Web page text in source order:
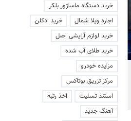
چند هزار جوان هنوز در
وام ازدواج هستند؟
خرید دستگاه ماساژور بلکر
اجاره ویلا شمال
خرید ادکلن
خرید لوازم آرایشی اصل
خرید طلای آب شده
مزایده خودرو
مرکز تزریق بوتاکس
استند تسلیت
اخذ رتبه
آهنگ جدید